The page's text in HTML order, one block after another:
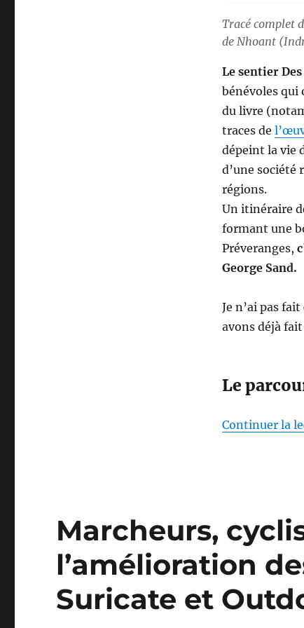
Tracé complet
de Nhoant
Le sentier
bénévoles qui
du livre
traces de
dépeint la vie
d’une
régions.
Un itinéraire
formant une
Préveranges,
George Sand.
Je n’ai pas
avons déjà
Le
Continuer la
Marcheurs,
l’amélioration
Suricate et